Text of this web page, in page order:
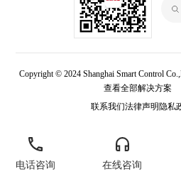
Copyright © 2024 Shanghai Smart Control
查看全部解决方案
联系我们法律声明隐私
电话咨询 在线咨询